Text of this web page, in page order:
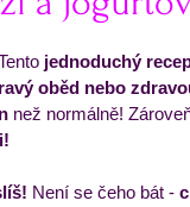
Pečení a vaření
jednoduchý
oběd nebo
než normálně!
Není se čeho bát -